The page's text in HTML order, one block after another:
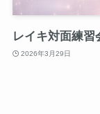
レイキ対面練
2026年3月29日